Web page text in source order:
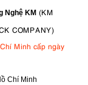
Nghệ KM (KM
COMPANY)
Minh cấp ngày
Chí Minh